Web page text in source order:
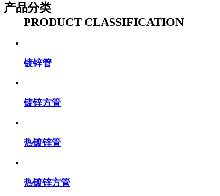
产品分类
PRODUCT CLASSIFICATION
镀锌管
镀锌方管
热镀锌管
热镀锌方管